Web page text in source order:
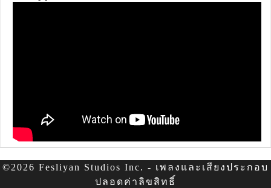
©2026 Fesliyan Studios Inc. - เพลงและเสียงประกอบ
ปลอดค่าลิขสิทธิ์